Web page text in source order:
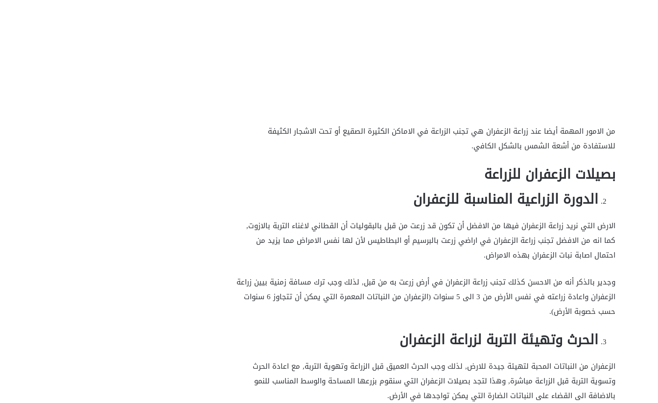
من الامور المهمة أيضا عند زراعة الزعفران هي تجنب الزراعة في الاماكن الكثيرة الصقيع أو تحت الاشجار الكثيفة
للاستفادة من أشعة الشمس بالشكل الكافي.
بصيلات الزعفران للزراعة
الدورة الزراعية المناسبة للزعفران
الارض التي نريد زراعة الزعفران فيها من الافضل أن تكون قد زرعت من قبل بالبقوليات أن القطاني لاغناء التربة بالازوت,
كما انه من الافضل تجنب زراعة الزعفران في اراضي زرعت بالبرسيم أو البطاطيس لأن لها نفس الامراض مما يزيد من
احتمال اصابة نبات الزعفران بهذه الامراض.
وجدير بالذكر أنه من الاحسن كذلك تجنب زراعة الزعفران في أرض زرعت به من قبل, لذلك وجب ترك مسافة زمنية بيين زراعة
الزعفران واعادة زراعته في نفس الأرض من 3 الى 5 سنوات (الزعفران من النباتات المعمرة التي يمكن أن تتجاوز 6 سنوات
حسب خصوبة الأرض).
الحرث وتهيئة التربة لزراعة الزعفران
الزعفران من النباتات المحبة لتهيئة جيدة للارض, لذلك وجب الحرث العميق قبل الزراعة وتهوية التربة, مع اعادة الحرث
وتسوية التربة قبل الزراعة مباشرة, وهذا لتجد بصيلات الزعفران التي سنقوم بزرعها المساحة والوسط المناسب للنمو
بالاضافة الى القضاء على النباتات الضارة التي يمكن تواجدها في الأرض.